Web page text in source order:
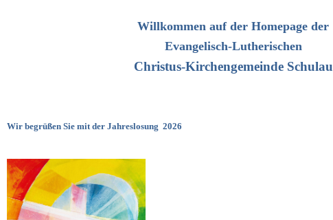
Willkommen auf der Homepage der
Evangelisch-Lutherischen
Christus-Kirchengemeinde Schulau
Wir begrüßen Sie mit der Jahreslosung 2026